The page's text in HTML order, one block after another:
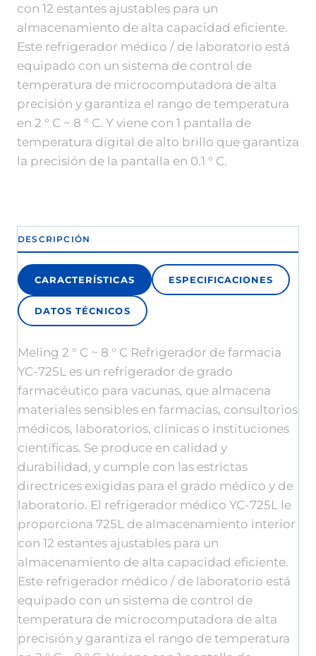
con 12 estantes ajustables para un
almacenamiento de alta capacidad eficiente.
Este refrigerador médico / de laboratorio está
equipado con un sistema de control de
temperatura de microcomputadora de alta
precisión y garantiza el rango de temperatura
en 2 ° C ~ 8 ° C. Y viene con 1 pantalla de
temperatura digital de alto brillo que garantiza
la precisión de la pantalla en 0.1 ° C.
DESCRIPCIÓN
CARACTERÍSTICAS ESPECIFICACIONES
DATOS TÉCNICOS
Meling 2 ° C ~ 8 ° C Refrigerador de farmacia
YC-725L es un refrigerador de grado
farmacéutico para vacunas, que almacena
materiales sensibles en farmacias, consultorios
médicos, laboratorios, clínicas o instituciones
científicas. Se produce en calidad y
durabilidad, y cumple con las estrictas
directrices exigidas para el grado médico y de
laboratorio. El refrigerador médico YC-725L le
proporciona 725L de almacenamiento interior
con 12 estantes ajustables para un
almacenamiento de alta capacidad eficiente.
Este refrigerador médico / de laboratorio está
equipado con un sistema de control de
temperatura de microcomputadora de alta
precisión y garantiza el rango de temperatura